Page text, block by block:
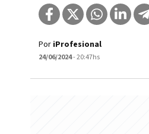
Por iProfesional
24/06/2024- 20:47hs